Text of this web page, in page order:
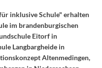
inklusive Schule" erhalten
im brandenburgischen
Eitorf in
Langbargheide in
Altenmedingen,